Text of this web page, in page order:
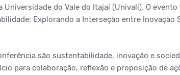
do Vale do Itajaí (Univali). O
Explorando a Interseção entre Inovação
são sustentabilidade, inovação e
para colaboração, reflexão e proposição de